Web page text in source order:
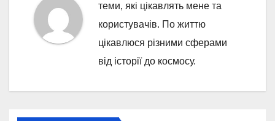
теми, які цікавлять мене та
користувачів. По життю
цікавлюся різними сферами
від історії до космосу.